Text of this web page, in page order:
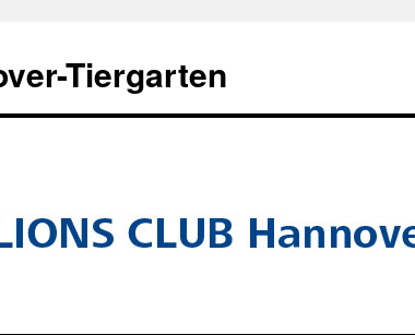
Tiergarten